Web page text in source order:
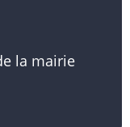
la mairie